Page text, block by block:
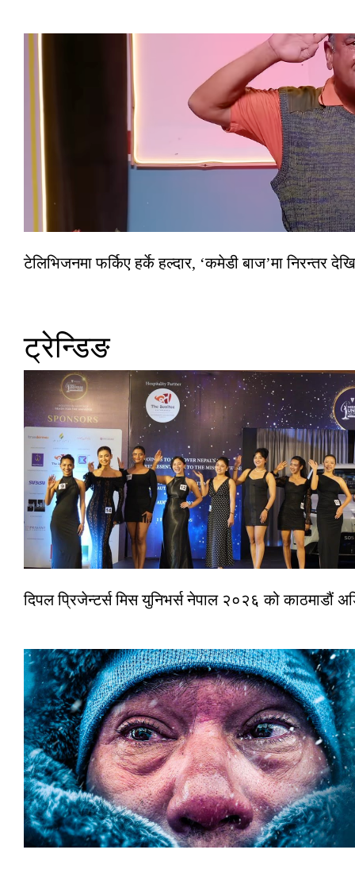
टेलिभिजनमा फर्किए हर्के हल्दार, ‘कमेडी बाज’मा निरन्तर
ट्रेन्डिङ
दिपल प्रिजेन्टर्स मिस युनिभर्स नेपाल २०२६ को काठमाडौं